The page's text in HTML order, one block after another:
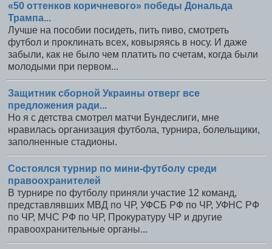
«50 оттенков коричневого» победы Дональда
Трампа...
Лучше на пособии посидеть, пить пиво, смотреть
футбол и проклинать всех, ковыряясь в носу. И даже
забыли, как не было чем платить по счетам, когда были
молодыми при первом...
Защитник сборной Украины отверг все
предложения ради...
Но я с детства смотрел матчи Бундеслиги, мне
нравилась организация футбола, турнира, болельщики,
заполненные стадионы.
Состоялся турнир по мини-футболу среди
правоохранителей
В турнире по футболу приняли участие 12 команд,
представлявших МВД по ЧР, УФСБ РФ по ЧР, УФНС РФ
по ЧР, МЧС РФ по ЧР, Прокуратуру ЧР и другие
правоохранительные органы...